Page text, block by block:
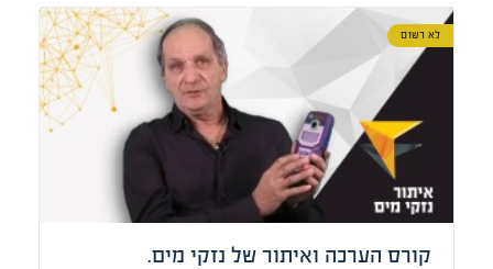
לא רשום
קורס הערכה ואיתור של נזקי מים.